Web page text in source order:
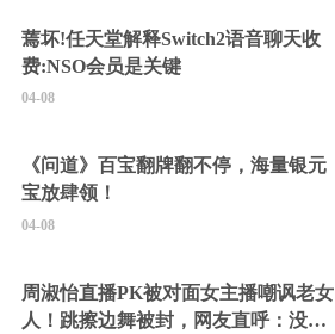
蔫坏!任天堂解释Switch2语音聊天收
费:NSO会员是关键
04-08
《问道》百宝翻牌翻不停，海量银元
宝放肆领！
04-08
周淑怡直播PK被对面女主播嘲讽老女
人！跳擦边舞被封，网友直呼：没边